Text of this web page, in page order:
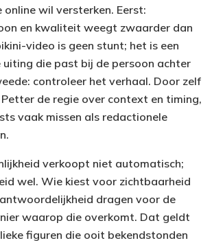
online wil versterken. Eerst:
en kwaliteit weegt zwaarder dan
video is geen stunt; het is een
die past bij de persoon achter
controleer het verhaal. Door zelf
de regie over context en timing,
vaak missen als redactionele
verkoopt niet automatisch;
wel. Wie kiest voor zichtbaarheid
dragen voor de
waarop die overkomt. Dat geldt
figuren die ooit bekendstonden